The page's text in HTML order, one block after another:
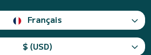
Français
$ (USD)